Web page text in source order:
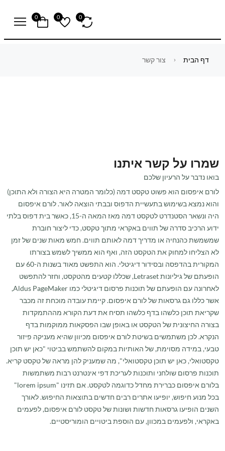
0
0
0
דף הבית צור קשר
שמרו על קשר איתנו
בואו נדבר על הרעיון שלכם
לורם איפסום הוא פשוט טקסט דמה (כלומר המטרה היא הצורה ולא התוכן)
והוא נמצא בשימוש בתעשיית הדפוס ובבתי הוצאה לאור. לורם איפסום
היה ונשאר הסטנדרט לטקסט דמה מאז המאה ה-15, כאשר בית דפוס בלתי
ידוע הרכיב סדרה של תווים באקראי מתוך טקסט, כדי ליצור חוברת
שמשמשת כהנחיה או מדריך דמה לאותם תווים. חמש מאות שנים של זמן
לא הצליחו למחוק את הטקסט הזה, ואף הוא ממשיך לשמש בצורתו
המקורית בהדפסה ובסידור דיגיטלי. הוא התפשט מאוד בשנות ה-60 עם
הופעתם של גיליונות Letraset, שכללו קטעים מהטקסט, וחזר להתפשט
לאחרונה עם הופעתם של תוכנות פרסום דיגיטלי כמו Aldus PageMaker,
אשר כללו גם גרסאות של לורם איפסום. קיימת עובדה מוכחת זה מכבר
שקריאת תוכן כלשהו בדף כלשהו תסיח את דעת הקורא מההתמקדות
בצורה החיצונית של הטקסט או באופן שבו הפסקאות ממוקמות בדף
הנקרא. לכן משתמשים בשיטת לורם איפסום מכיוון שהיא מעניקה פיזור
טבעי, במידה מסוימת, של האותיות במקום להשתמש בביטוי "כאן יש תוכן
טקסטואלי, כאן יש תוכן טקסטואלי", מה שמעניק להן מראה של טקסט קריא.
תוכנות פרסום שולחני ותוכנות לעריכת דפי אינטרנט רבות משתמשות
בלורם איפסום כברירת מחדל כדוגמה לטקסט. אם תזינו "lorem ipsum"
בכל מנוע חיפוש, יופיעו אתרים רבים חדשים בתוצאות החיפוש. לאורך
השנים הופיעו גרסאות חדשות ושונות של טקסט לורם איפסום, לפעמים
באקראי, ולפעמים במכוון, עם הוספת ביטויים הומוריסטיים.